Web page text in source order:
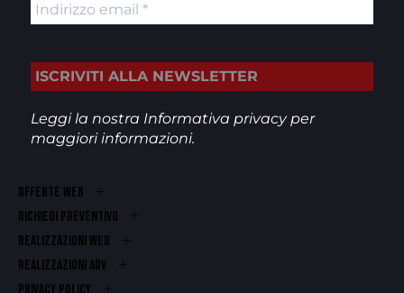
Leggi la nostra Informativa privacyper
maggiori informazioni.
OFFERTE WEB
RICHIEDI PREVENTIVO
REALIZZAZIONI WEB
Realizzazioni ADV
PRIVACY POLICY